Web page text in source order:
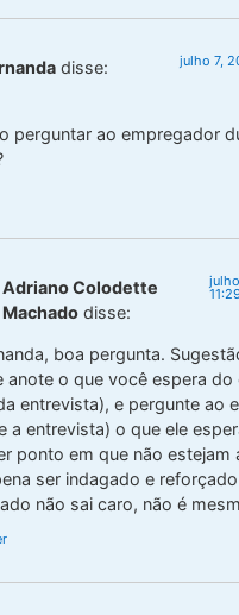
disse: julho 7,
perguntar ao empregador
Adriano Colodette
Machado disse:
boa pergunta.
anote o que você espera do
entrevista), e pergunte ao
a entrevista) o que ele
ponto em que não estejam
ser indagado e
não sai caro, não é